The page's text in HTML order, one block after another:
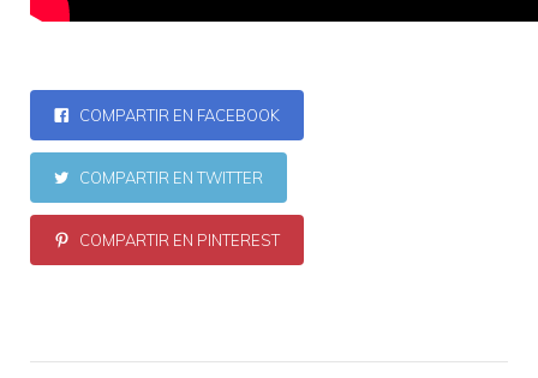
COMPARTIR EN FACEBOOK
COMPARTIR EN TWITTER
COMPARTIR EN PINTEREST